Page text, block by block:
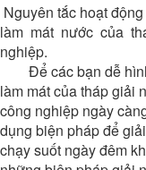
Nguyên tắc hoạt
làm mát nước của
nghiệp.
Để các bạn dễ
làm mát của tháp giải
công nghiệp ngày
dụng biện pháp để
chạy suốt ngày đêm